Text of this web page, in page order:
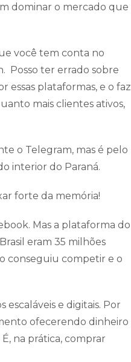
dominar o mercado que
você tem conta no
Posso ter errado sobre
plataformas, e o faz
mais clientes ativos,
o Telegram, mas é pelo
interior do Paraná.
forte da memória!
Mas a plataforma do
eram 35 milhões
conseguiu competir e o
escaláveis e digitais. Por
ofecerendo dinheiro
na prática, comprar